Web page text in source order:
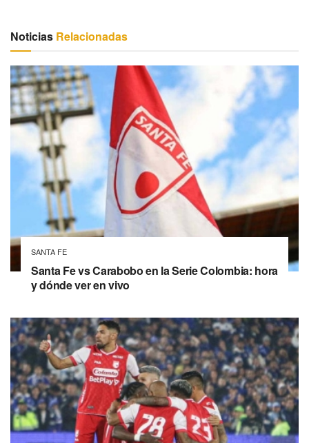
Noticias Relacionadas
SANTA FE
Santa Fe vs Carabobo en la Serie Colombia: hora
y dónde ver en vivo